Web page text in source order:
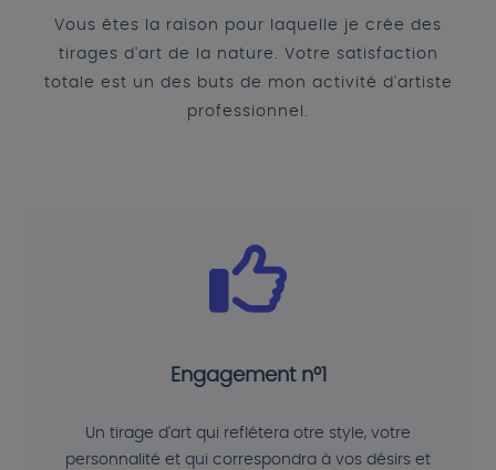
Vous êtes la raison pour laquelle je crée des
tirages d'art de la nature. Votre satisfaction
totale est un des buts de mon activité d'artiste
professionnel.
Engagement n°1
Un tirage d'art qui reflétera otre style, votre
personnalité et qui correspondra à vos désirs et